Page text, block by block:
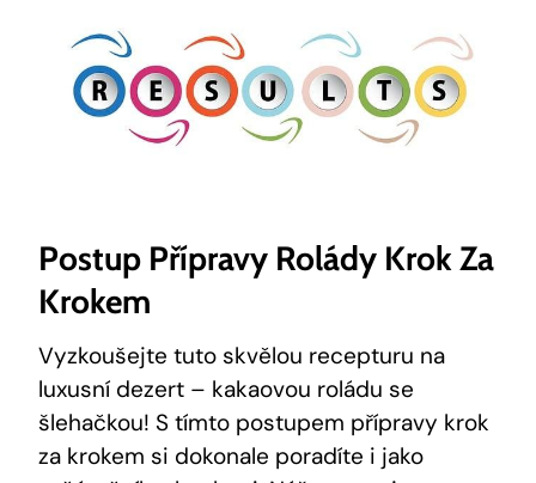
Postup Přípravy Rolády Krok Za
Krokem
Vyzkoušejte tuto skvělou recepturu na
luxusní dezert – kakaovou roládu se
šlehačkou! S tímto postupem přípravy krok
za krokem si dokonale poradíte i jako